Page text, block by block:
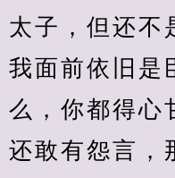
太子，但还不
我面前依旧是
么，你都得心
还敢有怨言，